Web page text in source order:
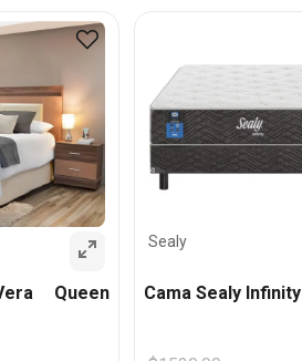
Queen
Sealy
Cama Sealy Infinity